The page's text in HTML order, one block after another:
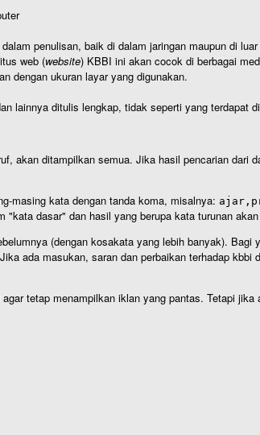
penulisan, baik di dalam jaringan maupun di luar
web (website) KBBI ini akan cocok di berbagai
dengan ukuran layar yang digunakan.
lainnya ditulis lengkap, tidak seperti yang terdapat
akan ditampilkan semua. Jika hasil pencarian dari
masing kata dengan tanda koma, misalnya:
dasar" dan hasil yang berupa kata turunan
(dengan kosakata yang lebih banyak). Bagi
ada masukan, saran dan perbaikan terhadap
tetap menampilkan iklan yang pantas. Tetapi